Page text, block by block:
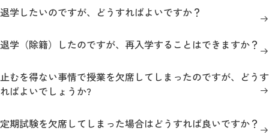
お問合わせ 取材・撮影
退学したいのですが、どうすればよいですか？
退学（除籍）したのですが、再入学することはできますか？
止むを得ない事情で授業を欠席してしまったのですが、どうす
ればよいでしょうか?
定期試験を欠席してしまった場合はどうすれば良いですか？